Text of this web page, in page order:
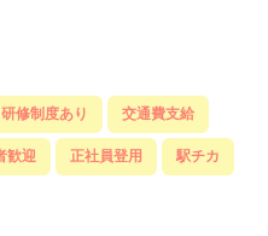
研修制度あり 交通費支給
歓迎 正社員登用 駅チカ